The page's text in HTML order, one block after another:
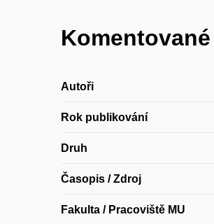
Autoři
Rok publikování
Druh
Časopis / Zdroj
Fakulta / Pracoviště MU